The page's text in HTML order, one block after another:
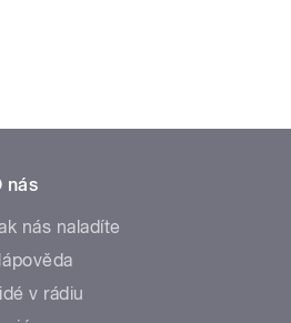
nás
nás naladíte
v rádiu